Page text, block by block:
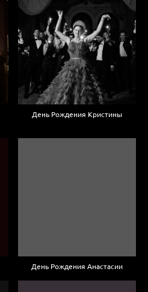
День Рождения Кристины
День Рождения Анастасии